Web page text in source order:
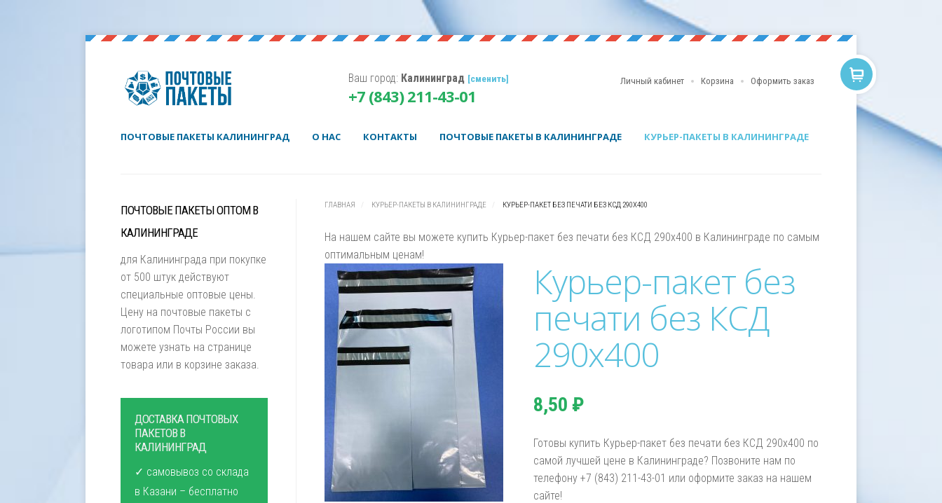
Личный кабинет Корзина Оформить заказ
Ваш город: Калининград [сменить]
+7 (843) 211-43-01
ПОЧТОВЫЕ ПАКЕТЫ КАЛИНИНГРАД О НАС КОНТАКТЫ ПОЧТОВЫЕ ПАКЕТЫ В КАЛИНИНГРАДЕ КУРЬЕР-ПАКЕТЫ В КАЛИНИНГРАДЕ
ГЛАВНАЯ КУРЬЕР-ПАКЕТЫ В КАЛИНИНГРАДЕ КУРЬЕР-ПАКЕТ БЕЗ ПЕЧАТИ БЕЗ КСД 290Х400
На нашем сайте вы можете купить Курьер-пакет без печати без КСД 290х400 в Калининграде по самым
оптимальным ценам!
Курьер-пакет без
печати без КСД
290х400
8,50 ₽
Готовы купить Курьер-пакет без печати без КСД 290х400 по
самой лучшей цене в Калининграде? Позвоните нам по
телефону +7 (843) 211-43-01 или оформите заказ на нашем
сайте!
ПОЧТОВЫЕ ПАКЕТЫ ОПТОМ В
КАЛИНИНГРАДЕ
для Калининграда при покупке
от 500 штук действуют
специальные оптовые цены.
Цену на почтовые пакеты с
логотипом Почты России вы
можете узнать на странице
товара или в корзине заказа.
ДОСТАВКА ПОЧТОВЫХ
ПАКЕТОВ В
КАЛИНИНГРАД
✓ самовывоз со склада
в Казани – бесплатно
Username
Корзина пуста.